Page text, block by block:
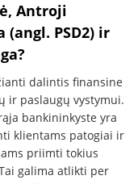
Antroji
PSD2) ir
dalintis finansine
ir paslaugų vystymui.
bankininkyste yra
klientams patogiai ir
priimti tokius
galima atlikti per